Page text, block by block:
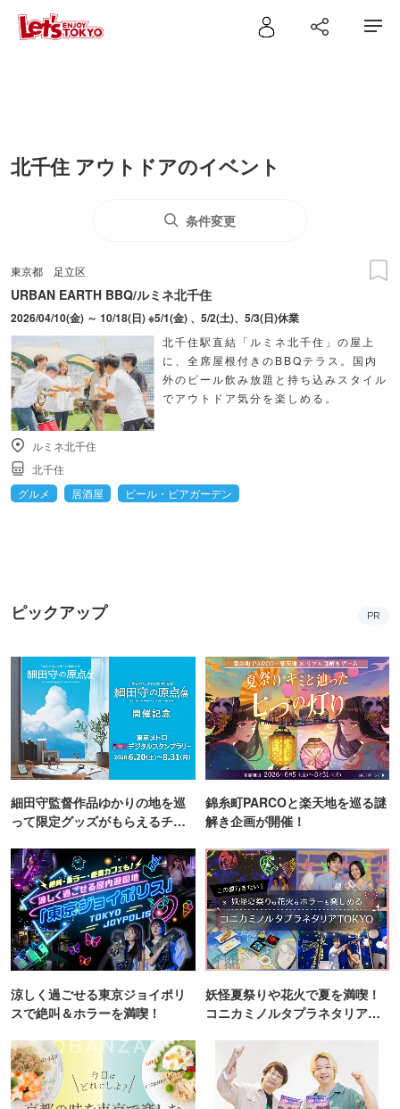
北千住 アウトドアのイベント
条件変更
東京都 足立区
URBAN EARTH BBQ/ルミネ北千住
2026/04/10(金) ～ 10/18(日) ※5/1(金) 、5/2(土)、5/3(日)休業
北千住駅直結「ルミネ北千住」の屋上
に、全席屋根付きのBBQテラス。国内
外のビール飲み放題と持ち込みスタイル
でアウトドア気分を楽しめる。
ルミネ北千住
北千住
グルメ
居酒屋 ビール・ビアガーデン
ピックアップ PR
細田守監督作品ゆかりの地を巡
って限定グッズがもらえるチャ
錦糸町PARCOと楽天地を巡る謎
解き企画が開催！
涼しく過ごせる東京ジョイポリ
スで絶叫＆ホラーを満喫！
妖怪夏祭りや花火で夏を満喫！
コニカミノルタプラネタリア